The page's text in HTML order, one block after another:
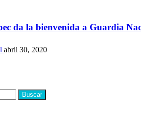
da la bienvenida a Guardia
abril 30, 2020